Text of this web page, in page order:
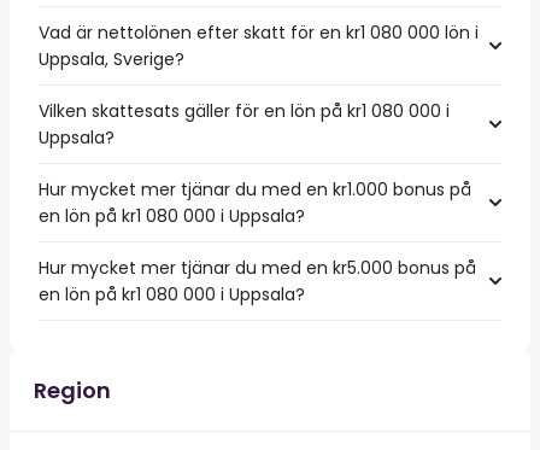
Vad är nettolönen efter skatt för en kr1 080 000 lön i
Uppsala, Sverige?
Vilken skattesats gäller för en lön på kr1 080 000 i
Uppsala?
Hur mycket mer tjänar du med en kr1.000 bonus på
en lön på kr1 080 000 i Uppsala?
Hur mycket mer tjänar du med en kr5.000 bonus på
en lön på kr1 080 000 i Uppsala?
Region